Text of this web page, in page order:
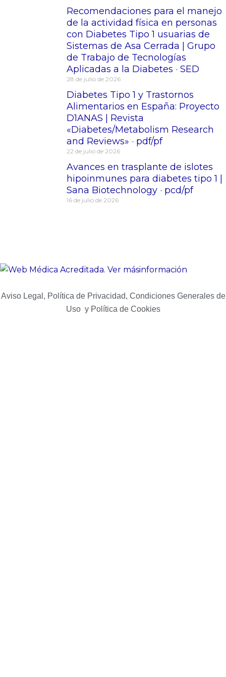
Recomendaciones para el manejo
de la actividad física en personas
con Diabetes Tipo 1 usuarias de
Sistemas de Asa Cerrada | Grupo
de Trabajo de Tecnologías
Aplicadas a la Diabetes · SED
28 de julio de 2026
Diabetes Tipo 1 y Trastornos
Alimentarios en España: Proyecto
D1ANAS | Revista
«Diabetes/Metabolism Research
and Reviews» · pdf/pf
22 de julio de 2026
Avances en trasplante de islotes
hipoinmunes para diabetes tipo 1 |
Sana Biotechnology · pcd/pf
16 de julio de 2026
Aviso Legal, Política de Privacidad, Condiciones Generales de
Uso y Política de Cookies